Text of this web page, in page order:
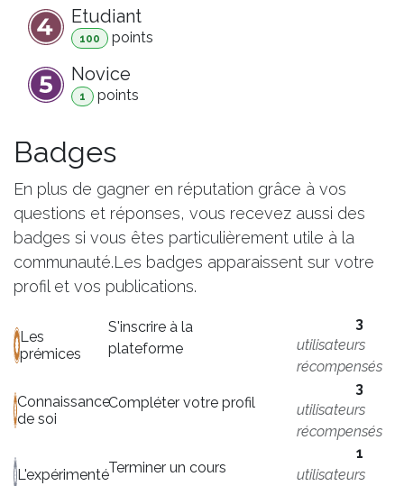
Etudiant
100 points
Novice
1 points
Badges
En plus de gagner en réputation grâce à vos
questions et réponses, vous recevez aussi des
badges si vous êtes particulièrement utile à la
communauté.Les badges apparaissent sur votre
profil et vos publications.
Les
prémices
S'inscrire à la
plateforme
3
utilisateurs
récompensés
Connaissance
de soi
Compléter votre profil
3
utilisateurs
récompensés
L'expérimentéTerminer un cours
1
utilisateurs